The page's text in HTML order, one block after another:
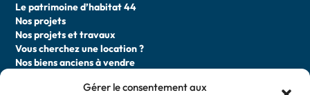
Gérer le consentement aux
Le patrimoine d’habitat 44
Nos projets
Nos projets et travaux
Vous cherchez une location ?
Nos biens anciens à vendre